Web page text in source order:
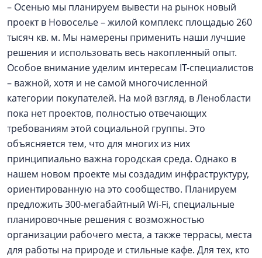
– Осенью мы планируем вывести на рынок новый
проект в Новоселье – жилой комплекс площадью 260
тысяч кв. м. Мы намерены применить наши лучшие
решения и использовать весь накопленный опыт.
Особое внимание уделим интересам IT-специалистов
– важной, хотя и не самой многочисленной
категории покупателей. На мой взгляд, в Ленобласти
пока нет проектов, полностью отвечающих
требованиям этой социальной группы. Это
объясняется тем, что для многих из них
принципиально важна городская среда. Однако в
нашем новом проекте мы создадим инфраструктуру,
ориентированную на это сообщество. Планируем
предложить 300-мегабайтный Wi-Fi, специальные
планировочные решения с возможностью
организации рабочего места, а также террасы, места
для работы на природе и стильные кафе. Для тех, кто